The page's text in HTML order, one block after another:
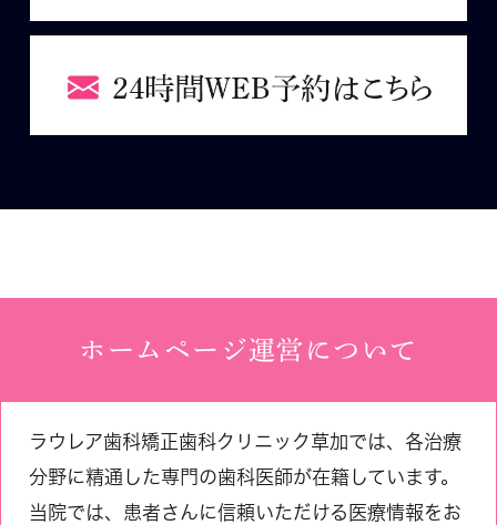
ホームページ運営について
ラウレア歯科矯正歯科クリニック草加では、各治療
分野に精通した専門の歯科医師が在籍しています。
当院では、患者さんに信頼いただける医療情報をお